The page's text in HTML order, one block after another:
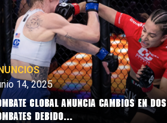
14, 2025
GLOBAL ANUNCIA CAMBIOS EN DOS
DEBIDO...